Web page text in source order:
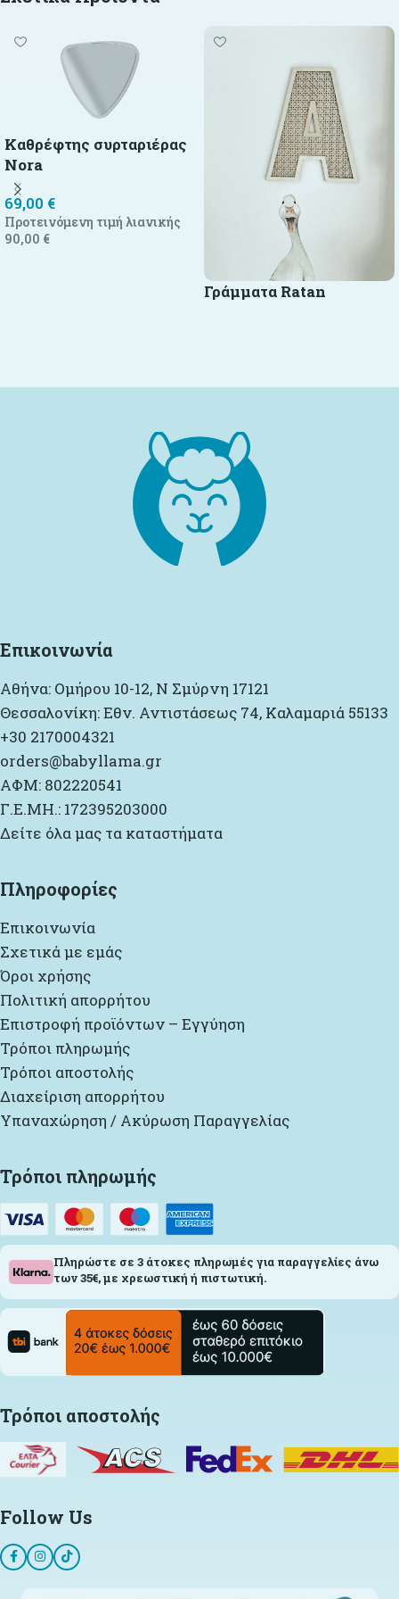
Καθρέφτης συρταριέρας
Nora
69,00 €
Προτεινόμενη τιμή λιανικής
90,00 €
Γράμματα Ratan
Επικοινωνία
Αθήνα: Ομήρου 10-12, Ν Σμύρνη 17121
Θεσσαλονίκη: Εθν. Αντιστάσεως 74, Καλαμαριά 55133
+30 2170004321
orders@babyllama.gr
ΑΦΜ: 802220541
Γ.Ε.ΜΗ.: 172395203000
Δείτε όλα μας τα καταστήματα
Πληροφορίες
Επικοινωνία
Σχετικά με εμάς
Όροι χρήσης
Πολιτική απορρήτου
Επιστροφή προϊόντων – Εγγύηση
Τρόποι πληρωμής
Τρόποι αποστολής
Διαχείριση απορρήτου
Υπαναχώρηση / Ακύρωση Παραγγελίας
Τρόποι πληρωμής
Πληρώστε σε 3 άτοκες πληρωμές για παραγγελίες άνω
των 35€, με χρεωστική ή πιστωτική.
Τρόποι αποστολής
Follow Us